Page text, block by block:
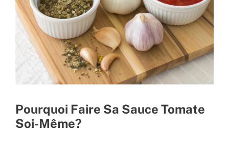
Pourquoi Faire Sa Sauce Tomate
Soi-Même?